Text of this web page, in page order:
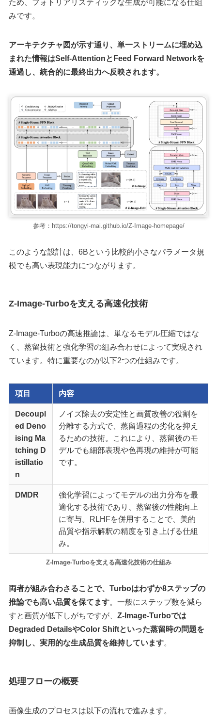
ため、フォトリアリスティックな生成が可能になる仕組
みです。
アーキテクチャ図が示す通り、単一ストリームに埋め込
まれた情報はSelf-AttentionとFeed Forward Networkを
通過し、統合的に最終出力へ反映されます。
参考：https://tongyi-mai.github.io/Z-Image-homepage/
このような設計は、6Bという比較的小さなパラメータ規
模でも高い表現能力につながります。
Z-Image-Turboを支える高速化技術
Z-Image-Turboの高速推論は、単なるモデル圧縮ではな
く、蒸留技術と強化学習の組み合わせによって実現され
ています。特に重要なのが以下2つの仕組みです。
項目 内容
Decoupl
ed Deno
ising Ma
tching D
istillatio
n
ノイズ除去の安定性と画質改善の役割を
分離する方式で、蒸留過程の劣化を抑え
るための技術。これにより、蒸留後のモ
デルでも細部表現や色再現の維持が可能
です。
DMDR
強化学習によってモデルの出力分布を最
適化する技術であり、蒸留後の性能向上
に寄与。RLHFを併用することで、美的
品質や指示解釈の精度を引き上げる仕組
み。
Z-Image-Turboを支える高速化技術の仕組み
両者が組み合わさることで、Turboはわずか8ステップの
推論でも高い品質を保てます。一般にステップ数を減ら
すと画質が低下しがちですが、 Z-Image-Turboでは
Degraded DetailsやColor Shiftといった蒸留時の問題を
抑制し、実用的な生成品質を維持しています。
処理フローの概要
画像生成のプロセスは以下の流れで進みます。